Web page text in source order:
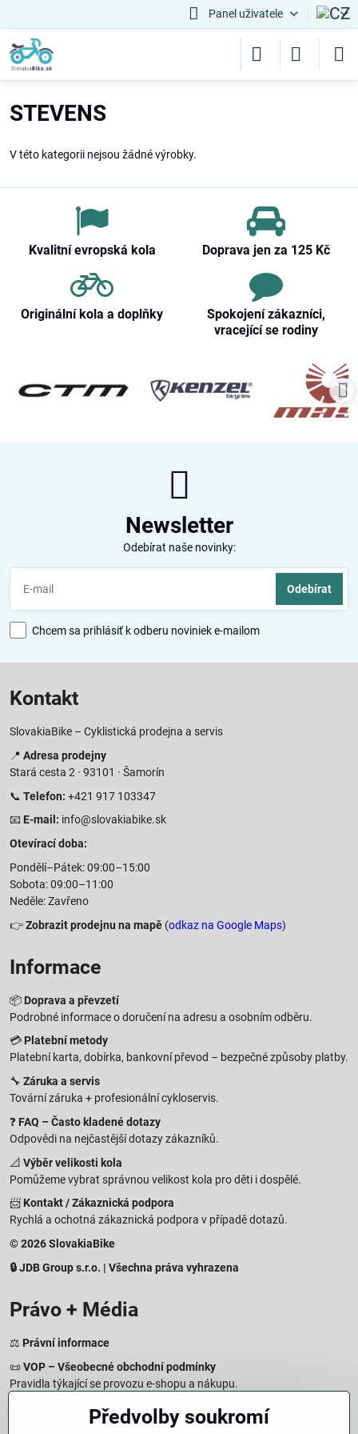
Panel uživatele
STEVENS
V této kategorii nejsou žádné výrobky.
Kvalitní evropská kola Doprava jen za 125 Kč
Originální kola a doplňky
Spokojení zákazníci,
vracející se rodiny
Newsletter
Odebírat naše novinky:
Odebírat
Chcem sa prihlásiť k odberu noviniek e-mailom
Kontakt
SlovakiaBike – Cyklistická prodejna a servis
📍 Adresa prodejny
Stará cesta 2 · 93101 · Šamorín
📞 Telefon: +421 917 103347
📧 E-mail: info@slovakiabike.sk
Otevírací doba:
Pondělí–Pátek: 09:00–15:00
Sobota: 09:00–11:00
Neděle: Zavřeno
👉Zobrazit prodejnu na mapě (odkaz na Google Maps)
Informace
📦 Doprava a převzetí
Podrobné informace o doručení na adresu a osobním odběru.
💳 Platební metody
Platební karta, dobírka, bankovní převod – bezpečné způsoby platby.
🔧 Záruka a servis
Tovární záruka + profesionální cykloservis.
❓ FAQ – Často kladené dotazy
Odpovědi na nejčastější dotazy zákazníků.
📐 Výběr velikosti kola
Pomůžeme vybrat správnou velikost kola pro děti i dospělé.
📨 Kontakt / Zákaznická podpora
Rychlá a ochotná zákaznická podpora v případě dotazů.
© 2026 SlovakiaBike
🔒 JDB Group s.r.o. | Všechna práva vyhrazena
Právo + Média
⚖️ Právní informace
📜VOP – Všeobecné obchodní podmínky
Pravidla týkající se provozu e-shopu a nákupu.
Zásady zpracování osobních údajů
Jak chráníme a zpracováváme vaše osobní údaje.
Předvolby soukromí